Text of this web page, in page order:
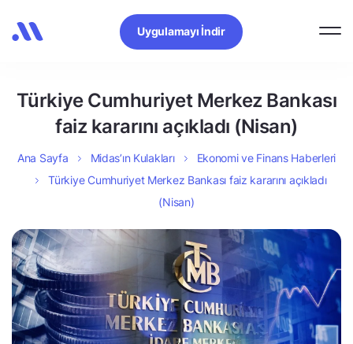
Uygulamayı İndir
Türkiye Cumhuriyet Merkez Bankası
faiz kararını açıkladı (Nisan)
Ana Sayfa Midas’ın Kulakları
Ekonomi ve Finans Haberleri
Türkiye Cumhuriyet Merkez Bankası faiz kararını açıkladı
(Nisan)